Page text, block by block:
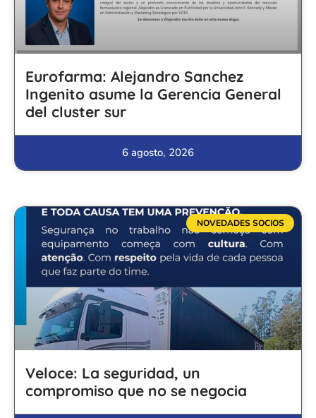
Eurofarma: Alejandro Sanchez
Ingenito asume la Gerencia General
del cluster sur
6 agosto, 2026
NOVEDADES SOCIOS
Veloce: La seguridad, un
compromiso que no se negocia